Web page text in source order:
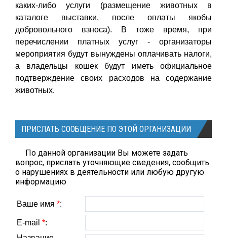
каких-либо услуги (размещение животных в
каталоге выставки, после оплаты якобы
добровольного взноса). В тоже время, при
перечислении платных услуг - организаторы
мероприятия будут вынуждены оплачивать налоги,
а владельцы кошек будут иметь официальное
подтверждение своих расходов на содержание
животных.
ПРИСЛАТЬ СООБЩЕНИЕ ПО ЭТОЙ ОРГАНИЗАЦИИ
По данной организации Вы можете задать
вопрос, прислать уточняющие сведения, сообщить
о нарушениях в деятельности или любую другую
информацию
Ваше имя *:
E-mail *: